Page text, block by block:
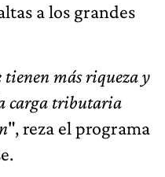
a los grandes
tienen más riqueza y
carga tributaria
", reza el programa